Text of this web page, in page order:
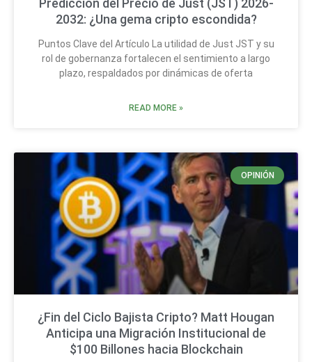
Predicción del Precio de Just (JST) 2026-
2032: ¿Una gema cripto escondida?
Puntos Clave del Artículo La utilidad de Just JST y su
rol de gobernanza fortalecen el sentimiento a largo
plazo, respaldados por dinámicas de oferta
READ MORE »
OPINIÓN
¿Fin del Ciclo Bajista Cripto? Matt Hougan
Anticipa una Migración Institucional de
$100 Billones hacia Blockchain